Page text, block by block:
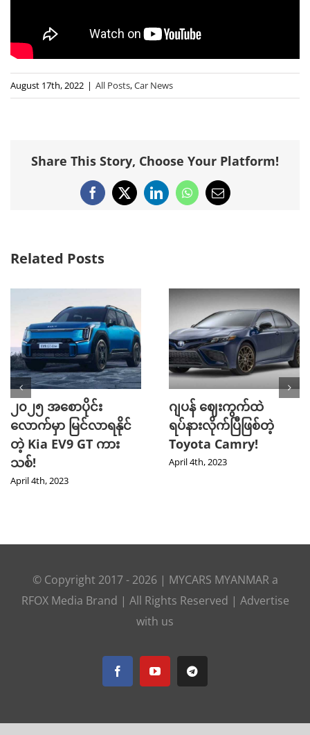
August 17th, 2022 | All Posts,Car News
Share This Story, Choose Your Platform!
Facebook
X LinkedInWhatsApp
Email
Related Posts
၂၀၂၅ အစောပိုင်း
လောက်မှာ မြင်လာရနိုင်
တဲ့ Kia EV9 GT ကား
သစ်!
April 4th, 2023
ဂျပန် ဈေးကွက်ထဲ
ရပ်နားလိုက်ပြီဖြစ်တဲ့
Toyota Camry!
April 4th, 2023
© Copyright 2017 - 2026 | MYCARS MYANMARa
RFOX Media Brand | All Rights Reserved | Advertise
with us
FacebookYouTubeTelegram